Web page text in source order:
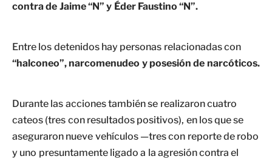
contra de Jaime “N” y Éder Faustino “N”.
Entre los detenidos hay personas relacionadas con
“halconeo”, narcomenudeo y posesión de narcóticos.
Durante las acciones también se realizaron cuatro
cateos (tres con resultados positivos), en los que se
aseguraron nueve vehículos —tres con reporte de robo
y uno presuntamente ligado a la agresión contra el